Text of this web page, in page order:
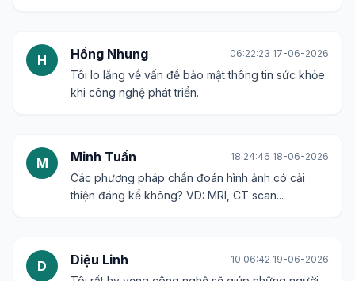
H Hồng Nhung 06:22:23 17-06-2026
Tôi lo lắng về vấn đề bảo mật thông tin sức khỏe
khi công nghệ phát triển.
M Minh Tuấn 18:24:46 18-06-2026
Các phương pháp chẩn đoán hình ảnh có cải
thiện đáng kể không? VD: MRI, CT scan...
D Diệu Linh 10:06:42 19-06-2026